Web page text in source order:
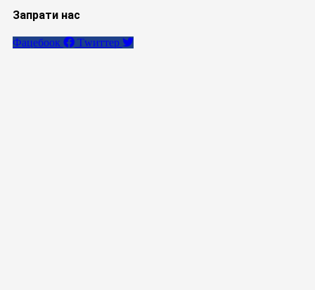
Запрати нас
Фацебоок Тwиттер